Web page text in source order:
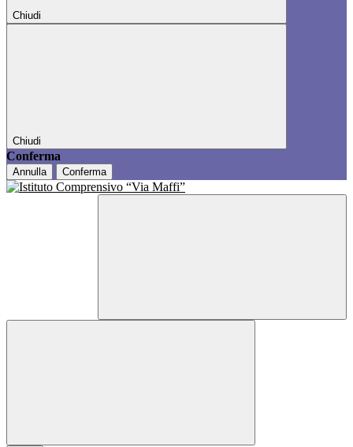
Chiudi
Chiudi
Conferma
Annulla Conferma